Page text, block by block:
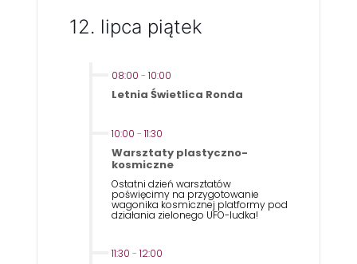
12. lipca piątek
08:00 - 10:00
Letnia Świetlica Ronda
10:00 - 11:30
Warsztaty plastyczno-
kosmiczne
Ostatni dzień warsztatów
poświęcimy na przygotowanie
wagonika kosmicznej platformy pod
działania zielonego UFO-ludka!
11:30 - 12:00